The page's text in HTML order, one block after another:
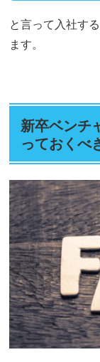
と言って入社す
ます。
新卒ベンチ
っておくべ